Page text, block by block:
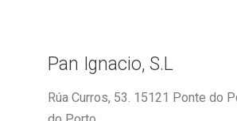
Pan Ignacio, S.L
Rúa Curros, 53. 15121 Ponte do